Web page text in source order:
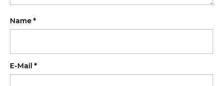
Name *
E-Mail *